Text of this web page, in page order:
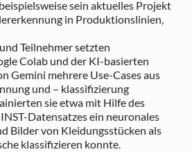
sein aktuelles Projekt
in Produktionslinien,
Teilnehmer setzten
Colab und der KI-basierten
Gemini mehrere Use-Cases aus
und – klassifizierung
sie etwa mit Hilfe des
Datensatzes ein neuronales
Bilder von Kleidungsstücken als
klassifizieren konnte.